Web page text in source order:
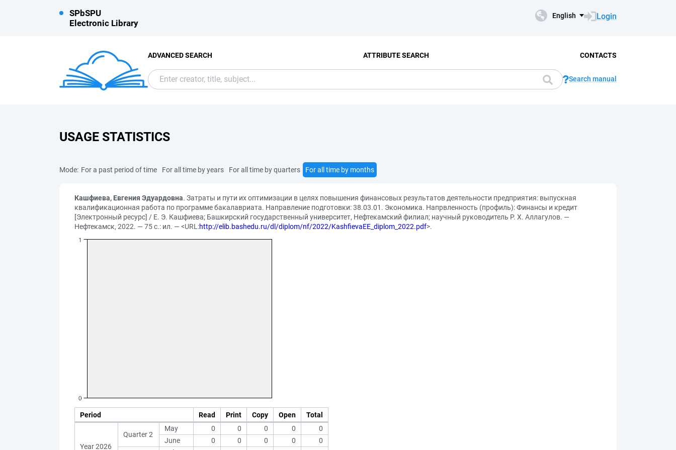
SPbSPU
Electronic Library
English Login
ADVANCED SEARCH ATTRIBUTE SEARCH CONTACTS
Search manual
USAGE STATISTICS
Mode: For a past period of time For all time by years For all time by quarters For all time by months
Кашфиева, Евгения Эдуардовна. Затраты и пути их оптимизации в целях повышения финансовых результатов деятельности предприятия: выпускная
квалификационная работа по программе бакалавриата. Направление подготовки: 38.03.01. Экономика. Напрвленность (профиль): Финансы и кредит
[Электронный ресурс] / Е. Э. Кашфиева; Башкирский государственный университет, Нефтекамский филиал; научный руководитель Р. Х. Аллагулов. —
Нефтекамск, 2022. — 75 с.: ил. — <URL:http://elib.bashedu.ru/dl/diplom/nf/2022/KashfievaEE_diplom_2022.pdf>.
Period Read Print Copy Open Total
Year 2026
Quarter 2
May 0 0 0 0
0
June
0 0 0 0
0